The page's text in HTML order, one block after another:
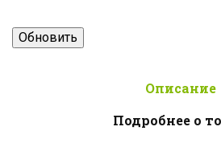
Описание
Подробнее о